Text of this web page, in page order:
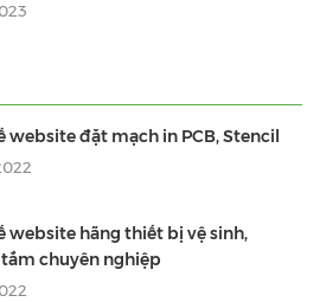
website đặt mạch in PCB, Stencil
website hãng thiết bị vệ sinh,
chuyên nghiệp